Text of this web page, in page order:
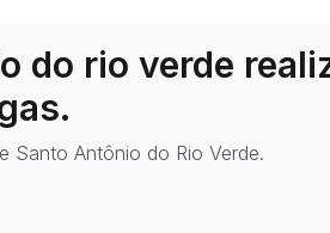
do rio verde
Santo Antônio do Rio Verde.